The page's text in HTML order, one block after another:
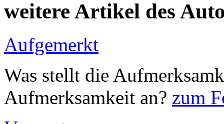
weitere Artikel des
Aufgemerkt
Was stellt die
Aufmerksamkeit an? zum